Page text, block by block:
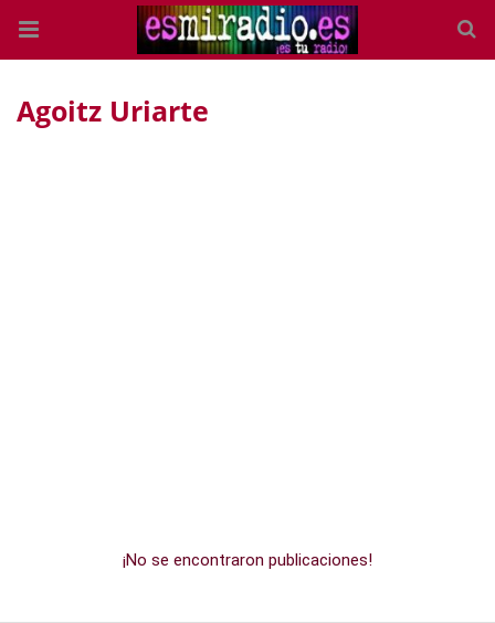
Agoitz Uriarte
¡No se encontraron publicaciones!